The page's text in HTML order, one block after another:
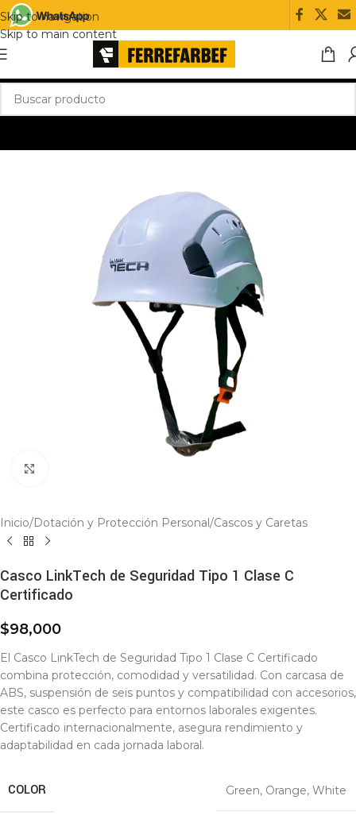
Skip to navigation
Skip to main content
Inicio/Dotación y Protección Personal/Cascos y Caretas
Casco LinkTech de Seguridad Tipo 1 Clase C
Certificado
$98,000
El Casco LinkTech de Seguridad Tipo 1 Clase C Certificado
combina protección, comodidad y versatilidad. Con carcasa de
ABS, suspensión de seis puntos y compatibilidad con accesorios,
este casco es perfecto para entornos laborales exigentes.
Certificado internacionalmente, asegura rendimiento y
adaptabilidad en cada jornada laboral.
COLOR Green, Orange, White